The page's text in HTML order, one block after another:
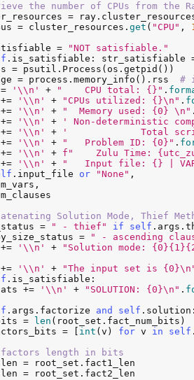
the number of CPUs from the
= ray .
= cluster_resources . get ( "CPU" ,
=
"NOT satisfiable."
. is_satisfiable : str_satisfiable
= psutil . Process ( os . getpid ())
= process . memory_info (). rss
#
= '\\n' + "    CPU total: {}" .
+= '\\n' + "CPUs utilized: {}\n" .
+= '\\n' + "  Memory used: {0} \n"
+= '\\n' +
' Non-deterministic
+= '\\n' +
'             Total
+= '\\n' + "   Problem ID: {0}" .
+= '\\n' + f"    Zulu Time:
+= '\\n' +
"   Input file: {} |
. input_file or "None" ,
,
Solution Mode, Thief
= " - thief" if self . args .
=
" - ascending
+= '\\n' +
"Solution mode:
+= '\\n' +
"The input set is
. is_satisfiable :
+= '\\n' + "SOLUTION: {0}\n" .
. args . factorize and self . solution
= len ( root_set . fact_num_bits )
= [ int ( v ) for v in self
factors length in bits
= root_set . fact1_len
= root_set . fact2_len